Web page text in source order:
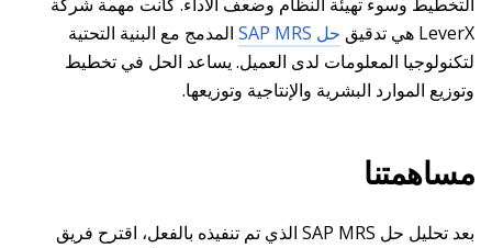
LeverX هي تدقيق
حل SAP MRS
المدمج مع البنية التحتية
لتكنولوجيا المعلومات لدى العميل. يساعد الحل في تخطيط
وتوزيع الموارد البشرية والإنتاجية وتوزيعها.
مساهمتنا
بعد تحليل حل SAP MRS الذي تم تنفيذه بالفعل، اقترح فريق